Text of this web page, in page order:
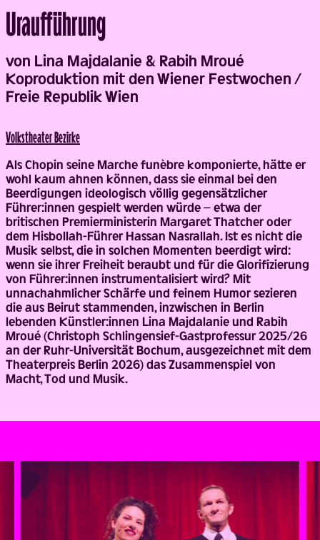
Back
Uraufführung
von Lina Majdalanie & Rabih Mroué
Koproduktion mit den Wiener Festwochen /
Freie Republik Wien
Volks­theater Bezirke
Als Chopin seine Marche funèbre komponierte, hätte er
wohl kaum ahnen können, dass sie einmal bei den
Beerdigungen ideologisch völlig gegensätzlicher
Führer:innen gespielt werden würde – etwa der
britischen Premierministerin Margaret Thatcher oder
dem Hisbollah-Führer Hassan Nasrallah. Ist es nicht die
Musik selbst, die in solchen Momenten beerdigt wird:
wenn sie ihrer Freiheit beraubt und für die Glorifizierung
von Führer:innen instrumentalisiert wird? Mit
unnachahmlicher Schärfe und feinem Humor sezieren
die aus Beirut stammenden, inzwischen in Berlin
lebenden Künstler:innen Lina Majdalanie und Rabih
Mroué (Christoph Schlingensief-Gastprofessur 2025/26
an der Ruhr-Universität Bochum, ausgezeichnet mit dem
Theaterpreis Berlin 2026) das Zusammenspiel von
Macht, Tod und Musik.